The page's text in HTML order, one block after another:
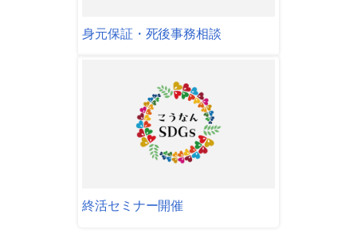
身元保証・死後事務相談
終活セミナー開催